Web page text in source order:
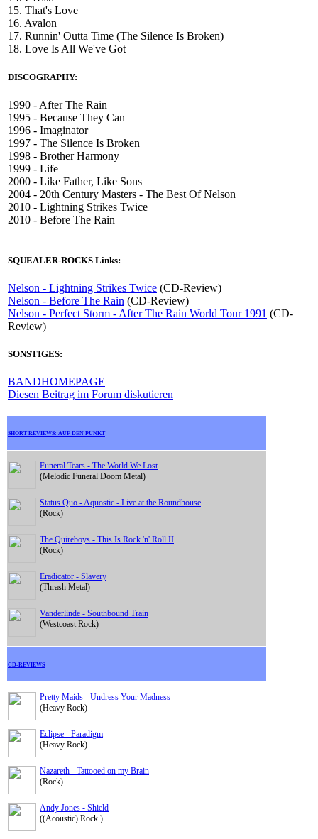
15. That's Love
16. Avalon
17. Runnin' Outta Time (The Silence Is Broken)
18. Love Is All We've Got
DISCOGRAPHY:
1990 - After The Rain
1995 - Because They Can
1996 - Imaginator
1997 - The Silence Is Broken
1998 - Brother Harmony
1999 - Life
2000 - Like Father, Like Sons
2004 - 20th Century Masters - The Best Of Nelson
2010 - Lightning Strikes Twice
2010 - Before The Rain
SQUEALER-ROCKS Links:
Nelson - Lightning Strikes Twice (CD-Review)
Nelson - Before The Rain (CD-Review)
Nelson - Perfect Storm - After The Rain World Tour 1991 (CD-
Review)
SONSTIGES:
BANDHOMEPAGE
Diesen Beitrag im Forum diskutieren
SHORT-REVIEWS: AUF DEN PUNKT
Funeral Tears - The World We Lost
(Melodic Funeral Doom Metal)
Status Quo - Aquostic - Live at the Roundhouse
(Rock)
The Quireboys - This Is Rock 'n' Roll II
(Rock)
Eradicator - Slavery
(Thrash Metal)
Vanderlinde - Southbound Train
(Westcoast Rock)
CD-REVIEWS
Pretty Maids - Undress Your Madness
(Heavy Rock)
Eclipse - Paradigm
(Heavy Rock)
Nazareth - Tattooed on my Brain
(Rock)
Andy Jones - Shield
((Acoustic) Rock )